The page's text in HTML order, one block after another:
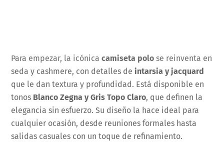
Para empezar, la icónicacamiseta polo se reinventa en
seda y cashmere, con detalles deintarsia y jacquard
que le dan textura y profundidad. Está disponible en
tonos Blanco Zegna y Gris Topo Claro, que definen la
elegancia sin esfuerzo. Su diseño la hace ideal para
cualquier ocasión, desde reuniones formales hasta
salidas casuales con un toque de refinamiento.